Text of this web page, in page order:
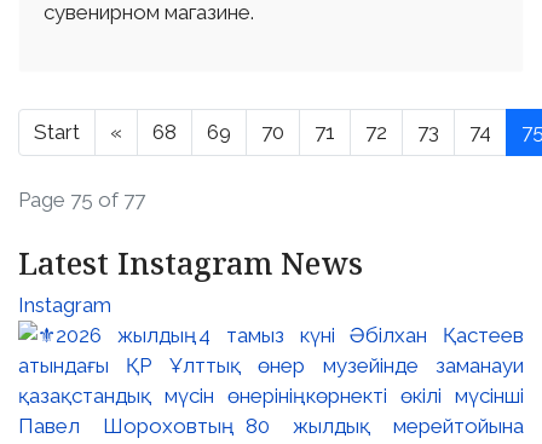
сувенирном магазине.
Start « 68 69 70 71 72 73 74
Page 75 of 77
Latest Instagram News
Instagram